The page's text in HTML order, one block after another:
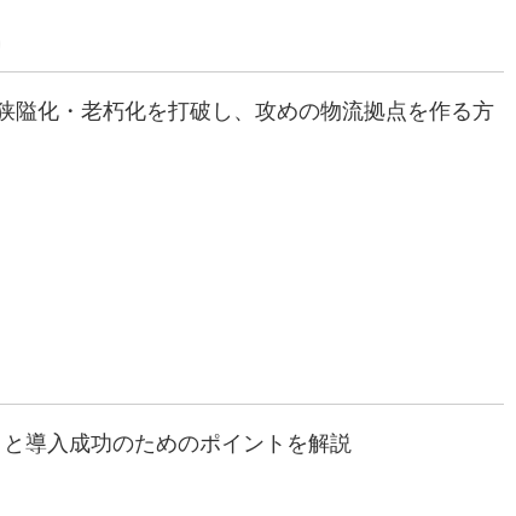
隘化・老朽化を打破し、攻めの物流拠点を作る方
導入成功のためのポイントを解説